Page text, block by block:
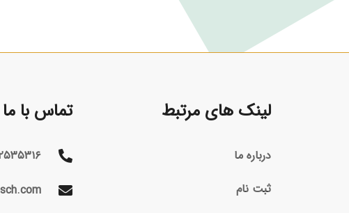
لینک های مرتبط
درباره ما
ثبت نام
تماس با ما
۰۲۱-